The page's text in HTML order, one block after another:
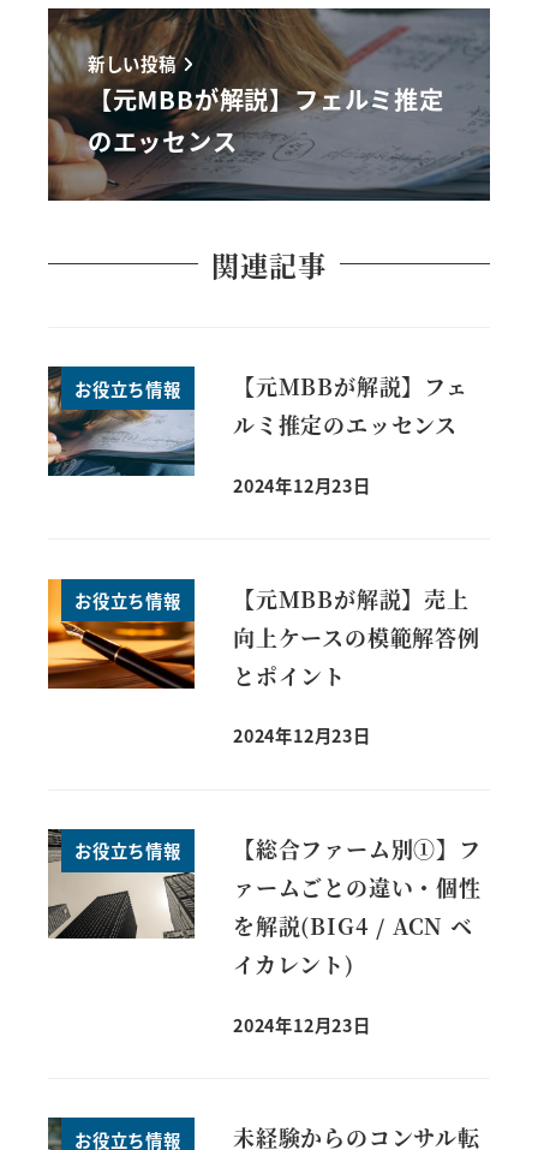
新しい投稿
【元MBBが解説】フェルミ推定
のエッセンス
関連記事
お役立ち情報
【元MBBが解説】フェ
ルミ推定のエッセンス
2024年12月23日
お役立ち情報
【元MBBが解説】売上
向上ケースの模範解答例
とポイント
2024年12月23日
お役立ち情報
【総合ファーム別①】フ
ァームごとの違い・個性
を解説(BIG4 / ACN ベ
イカレント)
2024年12月23日
お役立ち情報
未経験からのコンサル転